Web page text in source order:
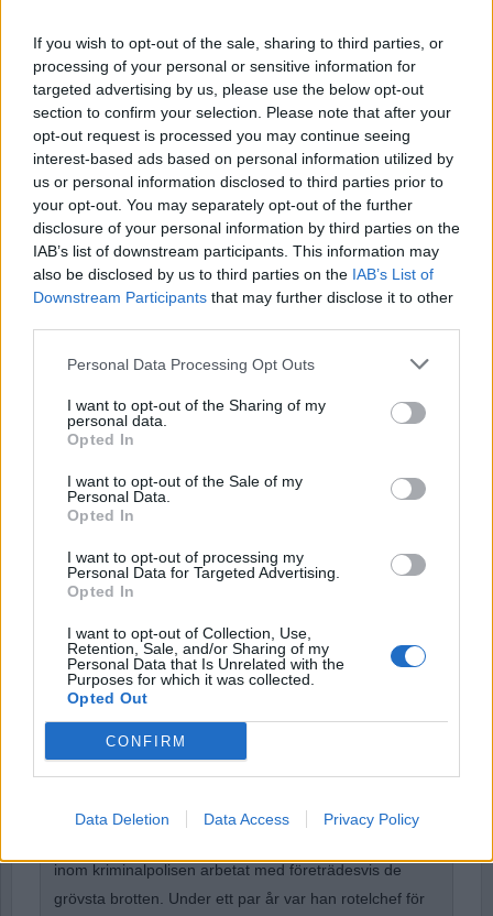
If you wish to opt-out of the sale, sharing to third parties, or
processing of your personal or sensitive information for
targeted advertising by us, please use the below opt-out
section to confirm your selection. Please note that after your
opt-out request is processed you may continue seeing
interest-based ads based on personal information utilized by
us or personal information disclosed to third parties prior to
your opt-out. You may separately opt-out of the further
disclosure of your personal information by third parties on the
IAB’s list of downstream participants. This information may
also be disclosed by us to third parties on the IAB’s List of
Downstream Participants that may further disclose it to other
Personal Data Processing Opt Outs
I want to opt-out of the Sharing of my
personal data.
Opted In
I want to opt-out of the Sale of my
Personal Data.
Opted In
I want to opt-out of processing my
Personal Data for Targeted Advertising.
Opted In
I want to opt-out of Collection, Use,
Retention, Sale, and/or Sharing of my
Personal Data that Is Unrelated with the
Purposes for which it was collected.
Opted Out
CONFIRM
Data Deletion Data Access Privacy Policy
Om tingsrätten gör som de brukar genom att
penetrera detaljer så kommer åklagaren att
svårligen kunn...
Börja prenumerera för att läsa detta innehåll.
Starta din prenumerationhär
Eller logga in på ditt konto nedan:
Username or E-mail
Password
Remember Me
Forgot Password
Stöd Para§raf – magasinet som hatas av högertrollen
inom kriminalpolisen arbetat med företrädesvis de
grövsta brotten. Under ett par år var han rotelchef för